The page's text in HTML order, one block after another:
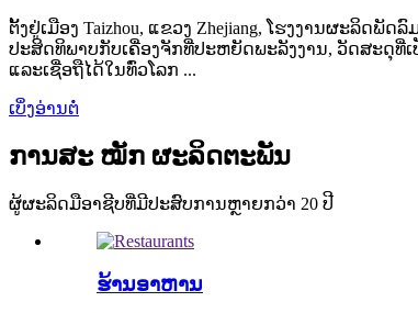
ຕັ້ງຢູ່ເມືອງ Taizhou, ແຂວງ Zhejiang, ໂຮງງານຜະລິດ
ປະສິດທິພາບກັບເຄື່ອງຈັກທີ່ປະຫຍັດພະລັງງານ, ວັດສະດຸ
ແລະເຊື່ອຖືໄດ້ໃນທົ່ວໂລກ ...
ເບິ່ງອ່ານຕໍ່
ການສະ ໝັກ ຜະລິດຕະພັນ
ຜູ້ຜະລິດມືອາຊີບທີ່ມີປະສົບການຫຼາຍກວ່າ 20 ປີ
ຮ້ານອາຫານ